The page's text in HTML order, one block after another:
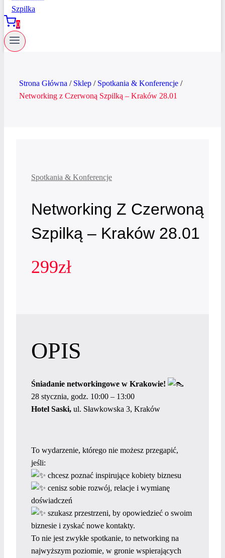
0
Strona Główna / Sklep / Spotkania & Konferencje /
Networking z Czerwoną Szpilką – Kraków 28.01
Spotkania & Konferencje
Networking Z Czerwoną
Szpilką – Kraków 28.01
299zł
OPIS
Śniadanie networkingowe w Krakowie!
28 stycznia, godz. 10:00 – 13:00
Hotel Saski, ul. Sławkowska 3, Kraków
To wydarzenie, którego nie możesz przegapić,
jeśli:
chcesz poznać inspirujące kobiety biznesu
cenisz sobie rozwój, relacje i wymianę
doświadczeń
szukasz przestrzeni, by opowiedzieć o swoim
biznesie i zyskać nowe kontakty.
To nie jest zwykłe spotkanie, to networking na
najwyższym poziomie, w gronie wspierających